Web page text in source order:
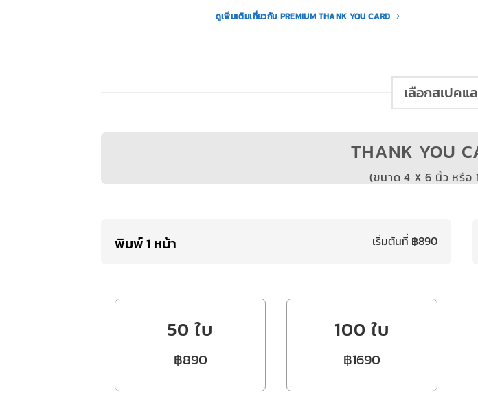
ดูเพิ่มเติมเกี่ยวกับ PREMIUM THANK YOU CARD
เลือกสเปคแ
THANK YOU
(ขนาด 4 X 6 นิ้ว หรือ
พิมพ์ 1 หน้า เริ่มต้นที่ ฿890
50 ใบ
฿890
100 ใบ
฿1690